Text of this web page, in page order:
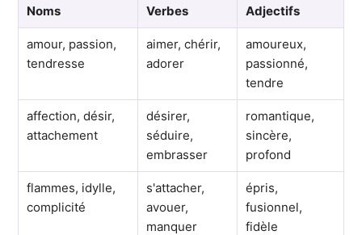
Noms Verbes Adjectifs
amour, passion,
tendresse
aimer, chérir,
adorer
amoureux,
passionné,
tendre
affection, désir,
attachement
désirer,
séduire,
embrasser
romantique,
sincère,
profond
flammes, idylle,
complicité
s'attacher,
avouer,
manquer
épris,
fusionnel,
fidèle